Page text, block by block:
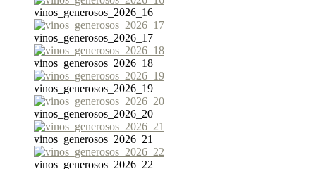
vinos_generosos_2026_16
vinos_generosos_2026_17
vinos_generosos_2026_18
vinos_generosos_2026_19
vinos_generosos_2026_20
vinos_generosos_2026_21
vinos_generosos_2026_22